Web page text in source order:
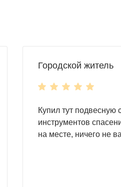
Городской житель
Купил тут подвесную
инструментов
на месте, ничего не